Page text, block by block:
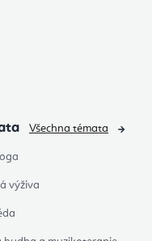
výživa
Všechna témata